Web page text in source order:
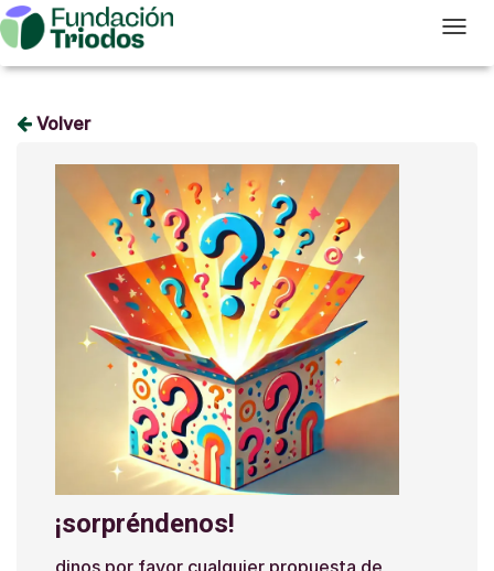
T
Volver
¡sorpréndenos!
dinos por favor cualquier propuesta de